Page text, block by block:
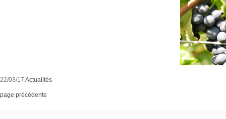
22/03/17 Actualités
page précédente